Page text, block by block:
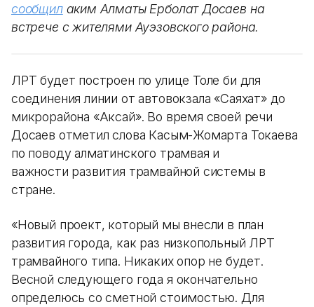
сообщилаким Алматы Ерболат Досаев на
встрече с жителями Ауэзовского района.
ЛРТ будет построен по улице Толе би для
соединения линии от автовокзала «Саяхат» до
микрорайона «Аксай». Во время своей речи
Досаев отметил слова Касым-Жомарта Токаева
по поводу алматинского трамвая и
важности развития трамвайной системы в
стране.
«Новый проект, который мы внесли в план
развития города, как раз низкопольный ЛРТ
трамвайного типа. Никаких опор не будет.
Весной следующего года я окончательно
определюсь со сметной стоимостью. Для